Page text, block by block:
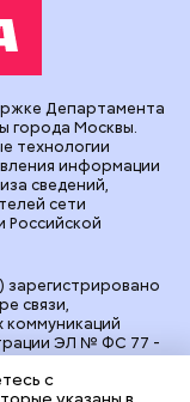
зарегистрировано
связи,
ЭЛ № ФС 77 -
газеты
: Александр
Департамента
города Москвы.
технологии
информации
сведений,
сети
Российской
с